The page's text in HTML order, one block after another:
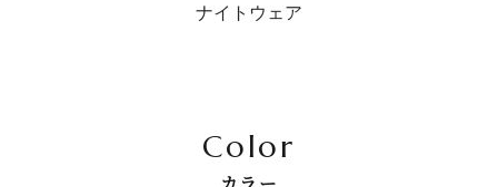
ナイトウェア
Color
カラー